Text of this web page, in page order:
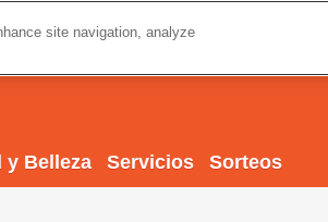
y Belleza Servicios Sorteos
site navigation, analyze